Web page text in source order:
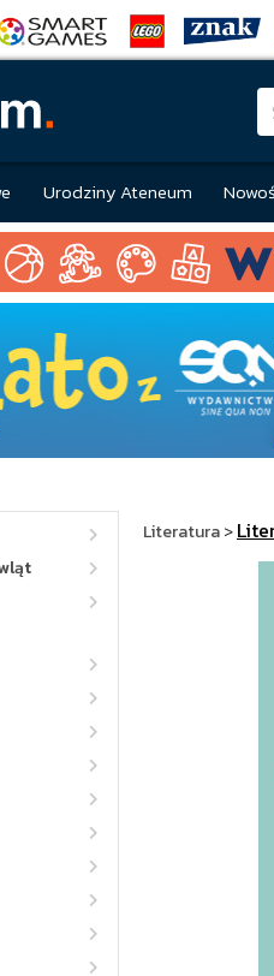
Urodziny Ateneum
Literatura>